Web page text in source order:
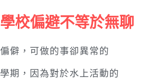
校偏避不等於無聊
僻，可做的事卻異常的
期，因為對於水上活動的